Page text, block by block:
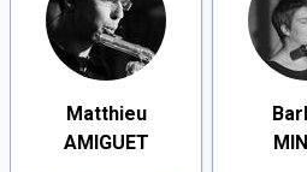
Matthieu
AMIGUET